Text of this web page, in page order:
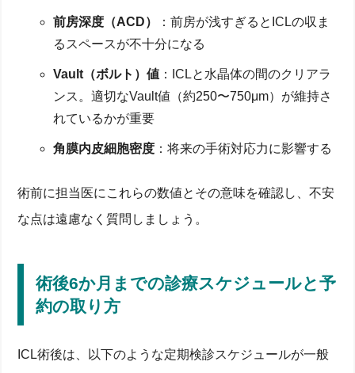
前房深度（ACD）
：前房が浅すぎるとICLの収ま
るスペースが不十分になる
Vault（ボルト）値 ：ICLと水晶体の間のクリアラ
ンス。適切なVault値（約250〜750μm）が維持さ
れているかが重要
角膜内皮細胞密度 ：将来の手術対応力に影響する
術前に担当医にこれらの数値とその意味を確認し、不安
な点は遠慮なく質問しましょう。
術後6か月までの診療スケジュールと予
約の取り方
ICL術後は、以下のような定期検診スケジュールが一般